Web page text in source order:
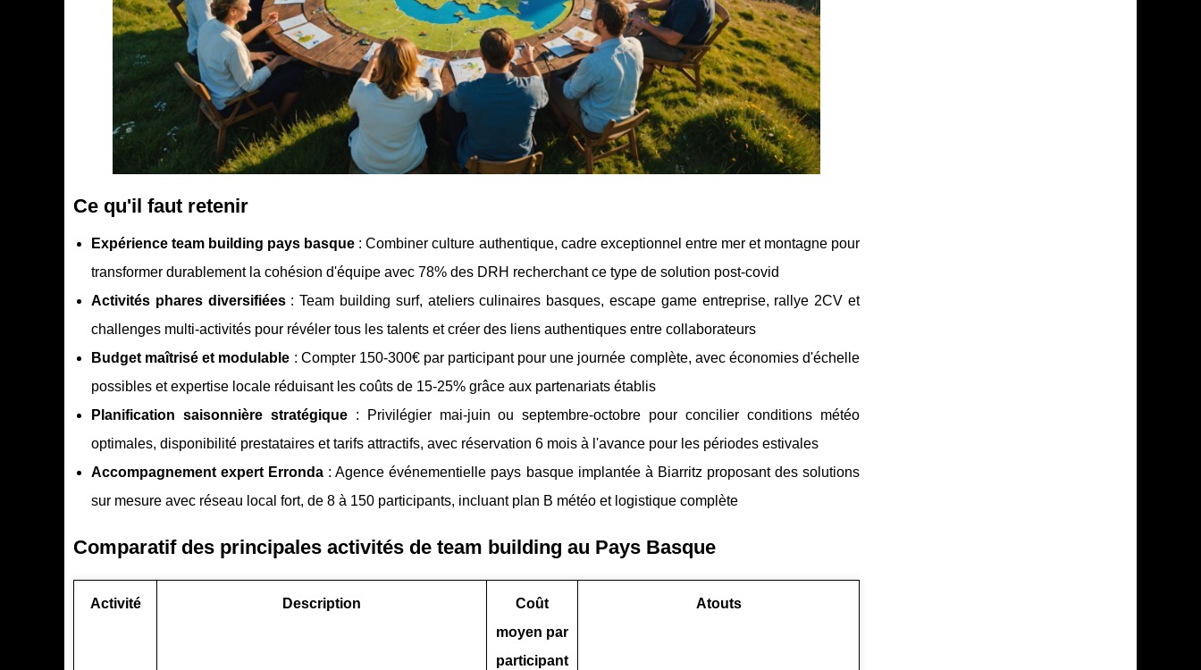
Ce qu'il faut retenir
Expérience team building pays basque : Combiner culture authentique, cadre exceptionnel entre mer et montagne pour
transformer durablement la cohésion d'équipe avec 78% des DRH recherchant ce type de solution post-covid
Activités phares diversifiées: Team building surf, ateliers culinaires basques, escape game entreprise, rallye 2CV et
challenges multi-activités pour révéler tous les talents et créer des liens authentiques entre collaborateurs
Budget maîtrisé et modulable : Compter 150-300€ par participant pour une journée complète, avec économies d'échelle
possibles et expertise locale réduisant les coûts de 15-25% grâce aux partenariats établis
Planification saisonnière stratégique: Privilégier mai-juin ou septembre-octobre pour concilier conditions météo
optimales, disponibilité prestataires et tarifs attractifs, avec réservation 6 mois à l'avance pour les périodes estivales
Accompagnement expert Erronda : Agence événementielle pays basque implantée à Biarritz proposant des solutions
sur mesure avec réseau local fort, de 8 à 150 participants, incluant plan B météo et logistique complète
Comparatif des principales activités de team building au Pays Basque
Activité Description
Coût
moyen par
participant
Atouts